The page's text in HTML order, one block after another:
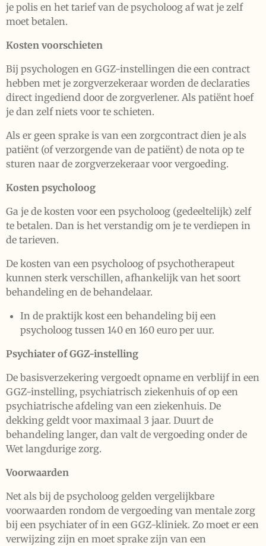
je polis en het tarief van de psycholoog af wat je zelf
moet betalen.
Kosten voorschieten
Bij psychologen en GGZ-instellingen die een contract
hebben met je zorgverzekeraar worden de declaraties
direct ingediend door de zorgverlener. Als patiënt hoef
je dan zelf niets voor te schieten.
Als er geen sprake is van een zorgcontract dien je als
patiënt (of verzorgende van de patiënt) de nota op te
sturen naar de zorgverzekeraar voor vergoeding.
Kosten psycholoog
Ga je de kosten voor een psycholoog (gedeeltelijk) zelf
te betalen. Dan is het verstandig om je te verdiepen in
de tarieven.
De kosten van een psycholoog of psychotherapeut
kunnen sterk verschillen, afhankelijk van het soort
behandeling en de behandelaar.
In de praktijk kost een behandeling bij een
psycholoog tussen 140 en 160 euro per uur.
Psychiater of GGZ-instelling
De basisverzekering vergoedt opname en verblijf in een
GGZ-instelling, psychiatrisch ziekenhuis of op een
psychiatrische afdeling van een ziekenhuis. De
dekking geldt voor maximaal 3 jaar. Duurt de
behandeling langer, dan valt de vergoeding onder de
Wet langdurige zorg.
Voorwaarden
Net als bij de psycholoog gelden vergelijkbare
voorwaarden rondom de vergoeding van mentale zorg
bij een psychiater of in een GGZ-kliniek. Zo moet er een
verwijzing zijn en moet sprake zijn van een